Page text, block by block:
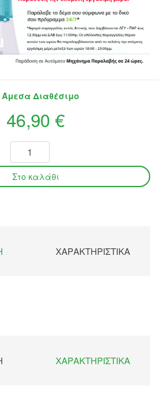
Άμεσα Διαθέσιμο
46,90 €
ΧΑΡΑΚΤΗΡΙΣΤΙΚΆ
ΧΑΡΑΚΤΗΡΙΣΤΙΚΆ